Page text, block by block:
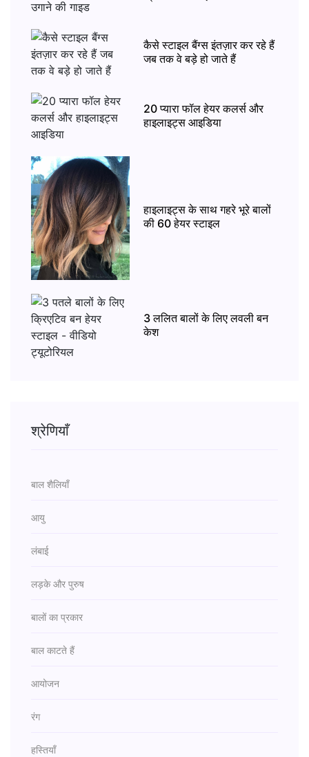
कैसे स्टाइल बैंग्स इंतज़ार कर रहे हैं
जब तक वे बड़े हो जाते हैं
20 प्यारा फॉल हेयर कलर्स और
हाइलाइट्स आइडिया
हाइलाइट्स के साथ गहरे भूरे बालों
की 60 हेयर स्टाइल
3 ललित बालों के लिए लवली बन
केश
श्रेणियाँ
बाल शैलियाँ
आयु
लंबाई
लड़के और पुरुष
बालों का प्रकार
बाल काटते हैं
आयोजन
रंग
हस्तियाँ